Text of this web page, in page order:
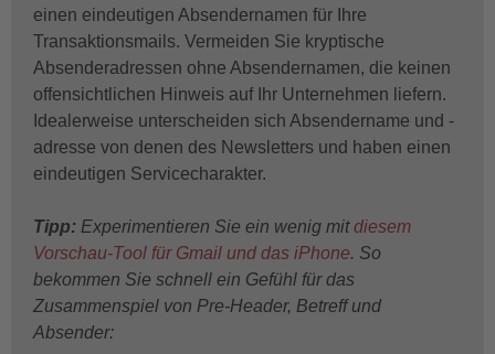
einen eindeutigen Absendernamen für Ihre
Transaktionsmails. Vermeiden Sie kryptische
Absenderadressen ohne Absendernamen, die keinen
offensichtlichen Hinweis auf Ihr Unternehmen liefern.
Idealerweise unterscheiden sich Absendername und -
adresse von denen des Newsletters und haben einen
eindeutigen Servicecharakter.
Tipp: Experimentieren Sie ein wenig mitdiesem
Vorschau-Tool für Gmail und das iPhone. So
bekommen Sie schnell ein Gefühl für das
Zusammenspiel von Pre-Header, Betreff und
Absender: